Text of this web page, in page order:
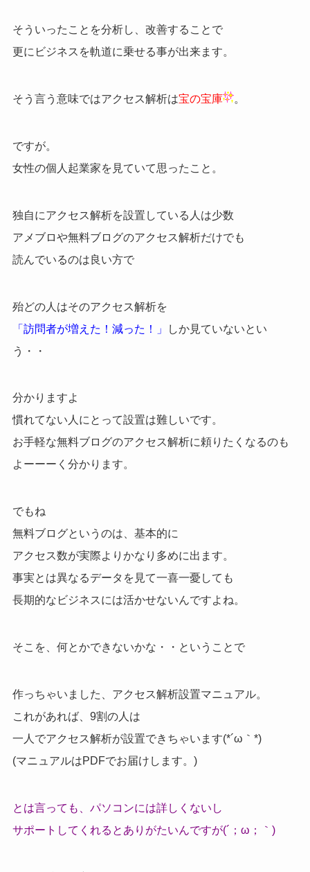
そういったことを分析し、改善することで
更にビジネスを軌道に乗せる事が出来ます。
そう言う意味ではアクセス解析は宝の宝庫 。
ですが。
女性の個人起業家を見ていて思ったこと。
独自にアクセス解析を設置している人は少数
アメブロや無料ブログのアクセス解析だけでも
読んでいるのは良い方で
殆どの人はそのアクセス解析を
「訪問者が増えた！減った！」
しか見ていないとい
う・・
分かりますよ
慣れてない人にとって設置は難しいです。
お手軽な無料ブログのアクセス解析に頼りたくなるのも
よーーーく分かります。
でもね
無料ブログというのは、基本的に
アクセス数が実際よりかなり多めに出ます。
事実とは異なるデータを見て一喜一憂しても
長期的なビジネスには活かせないんですよね。
そこを、何とかできないかな・・ということで
作っちゃいました、アクセス解析設置マニュアル。
これがあれば、9割の人は
一人でアクセス解析が設置できちゃいます(*´ω｀*)
(マニュアルはPDFでお届けします。)
とは言っても、パソコンには詳しくないし
サポートしてくれるとありがたいんですが(´；ω；｀)